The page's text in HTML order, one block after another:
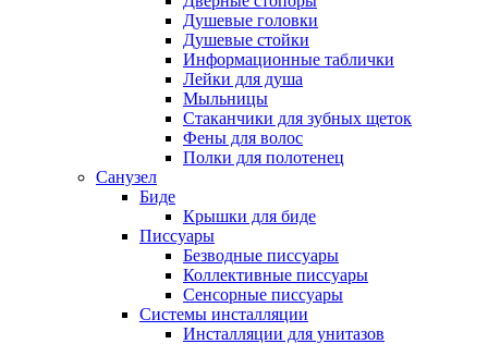
Душевые головки
Душевые стойки
Информационные таблички
Лейки для душа
Мыльницы
Стаканчики для зубных щеток
Фены для волос
Полки для полотенец
Санузел
Биде
Крышки для биде
Писсуары
Безводные писсуары
Коллективные писсуары
Сенсорные писсуары
Системы инсталляции
Инсталляции для унитазов